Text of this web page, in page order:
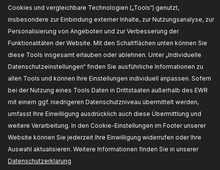
Cookies und vergleichbare Technologien („Tools“) genutzt,
insbesondere zur Einbindung externer Inhalte, zur Nutzungsanalyse, zur
Personalisierung von Angeboten und zur Verbesserung der
Funktionalitäten der Website. Mit den Schaltflächen unten können Sie
diese Tools insgesamt erlauben oder ablehnen. Unter „Individuelle
Datenschutzeinstellungen“ finden Sie ausführliche Informationen zu
allen Tools und können Ihre Einstellungen individuell anpassen. Sofern
bei der Nutzung eines Tools Daten in Drittstaaten außerhalb des EWR
mit einem ggf. niedrigeren Datenschutzniveau übermittelt werden,
umfasst Ihre Einwilligung ausdrücklich auch diese Übermittlung und
weitere Verarbeitung. In den Cookie-Einstellungen im Footer unserer
Website können Sie jederzeit Ihre Einwilligung widerrufen oder Ihre
Auswahl aktualisieren. Weitere Informationen finden Sie in unserer
Datenschutzerklarung
PREIS FÜR HÄNDLER ERHALTEN
2462S0025
RIDEX Traggelenk
Einbauposition: Vorderachse, außen,
beidseitig, unten,Konusmaß [mm]:16,5,
Gewindemaß:
mm:71,2,Hersteller Artikelnummer:2462S0025,
Die Hersteller:RIDEX,EAN-Nummer(n):
4059191325528
Verfügbarkeit im Lager:
PREIS FÜR HÄNDLER ERHALTEN
2462S0018